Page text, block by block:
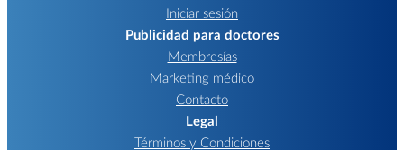
Iniciar sesión
Publicidad para doctores
Membresías
Marketing médico
Contacto
Legal
Términos y Condiciones